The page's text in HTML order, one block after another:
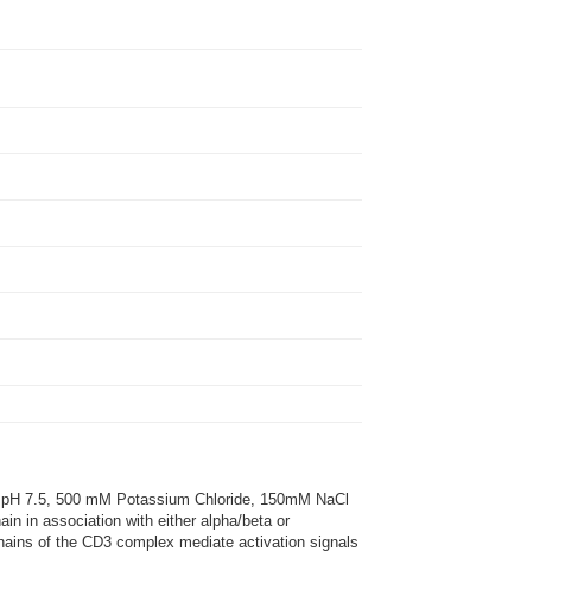
7.5, 500 mM Potassium Chloride, 150mM NaCl
in association with either alpha/beta or
of the CD3 complex mediate activation signals